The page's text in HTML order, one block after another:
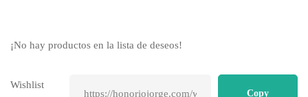
Lista
de
¡No hay productos en la lista de deseos!
Wishlist